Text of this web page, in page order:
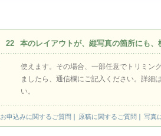
22 本のレイアウトが、縦写真の箇所にも
使えます。その場合、一部任意でトリミン
ましたら、通信欄にご記入ください。詳細
い。
お申込みに関するご質問 原稿に関するご質問 写真